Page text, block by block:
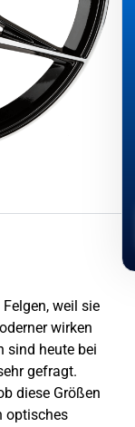
weil sie
wirken
sind heute bei
gefragt.
diese Größen
optisches